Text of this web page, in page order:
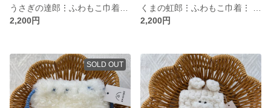
2,200円
2,200円
SOLD OUT